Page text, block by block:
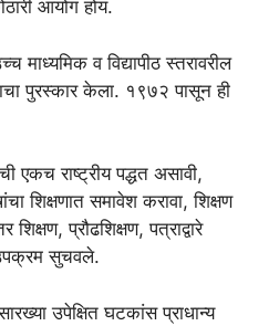
आयोग होय.
माध्यमिक व विद्यापीठ स्तरावरील
पुरस्कार केला. १९७२ पासून ही
एकच राष्ट्रीय पद्धत असावी,
शिक्षणात समावेश करावा, शिक्षण
शिक्षण, प्रौढशिक्षण, पत्राद्वारे
उपक्रम सुचवले.
उपेक्षित घटकांस प्राधान्य